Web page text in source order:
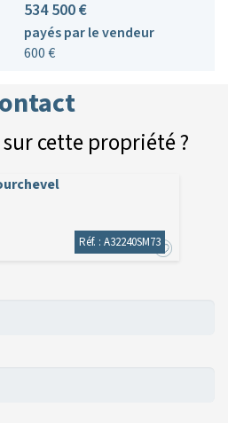
534 500 €
payés par le vendeur
600 €
cette propriété ?
Réf. : A32240SM73